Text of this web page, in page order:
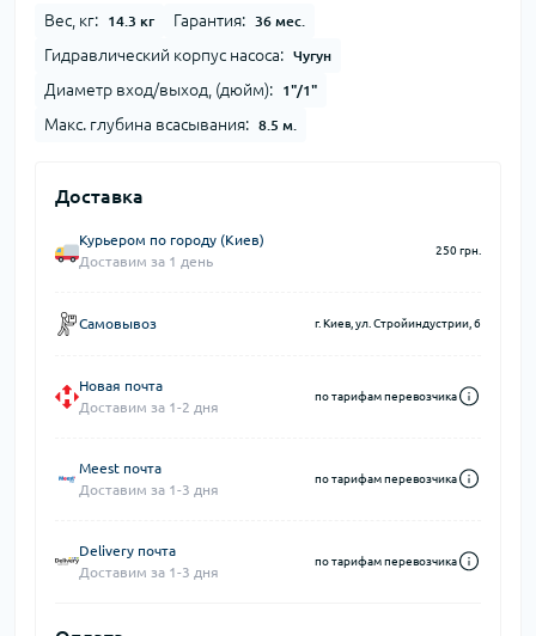
Вес, кг: 14.3 кг Гарантия: 36 мес.
Гидравлический корпус насоса: Чугун
Диаметр вход/выход, (дюйм): 1"/1"
Макс. глубина всасывания: 8.5 м.
Доставка
Курьером по городу (Киев)
Доставим за 1 день
250 грн.
Самовывоз г. Киев, ул. Стройиндустрии, 6
Новая почта
Доставим за 1-2 дня
по тарифам перевозчика
Meest почта
Доставим за 1-3 дня
по тарифам перевозчика
Delivery почта
Доставим за 1-3 дня
по тарифам перевозчика